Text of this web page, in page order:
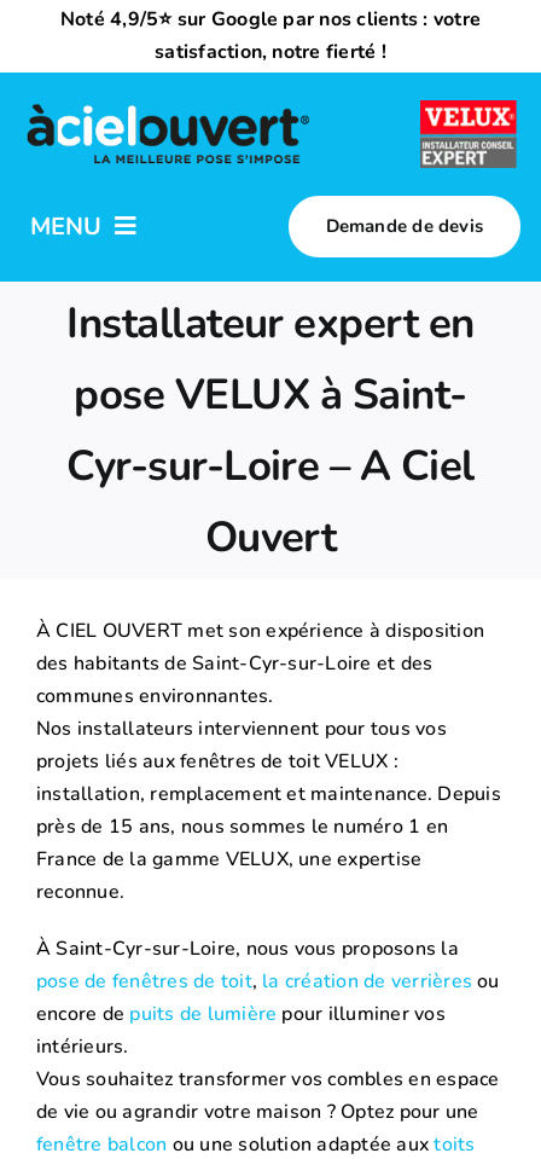
contenu
Noté 4,9/5⭐ sur Google par nos clients : votre
satisfaction, notre fierté !
MENU
Qui sommes-nous ?
Trouvez votre installateur
Demande de devis
Installateur expert en
pose VELUX à Saint-
Cyr-sur-Loire – A Ciel
Ouvert
À CIEL OUVERT met son expérience à disposition
des habitants de Saint-Cyr-sur-Loire et des
communes environnantes.
Nos installateurs interviennent pour tous vos
projets liés aux fenêtres de toit VELUX :
installation, remplacement et maintenance. Depuis
près de 15 ans, nous sommes le numéro 1 en
France de la gamme VELUX, une expertise
reconnue.
À Saint-Cyr-sur-Loire, nous vous proposons la
pose de fenêtres de toit, la création de verrières ou
encore de puits de lumière pour illuminer vos
intérieurs.
Vous souhaitez transformer vos combles en espace
de vie ou agrandir votre maison ? Optez pour une
fenêtre balcon ou une solution adaptée auxtoits